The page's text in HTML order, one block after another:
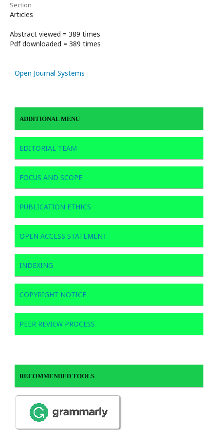
Section
Articles
Abstract viewed = 389 times
Pdf downloaded = 389 times
Open Journal Systems
ADDITIONAL MENU
EDITORIAL TEAM
FOCUS AND SCOPE
PUBLICATION ETHICS
OPEN ACCESS STATEMENT
INDEXING
COPYRIGHT NOTICE
PEER REVIEW PROCESS
RECOMMENDED TOOLS